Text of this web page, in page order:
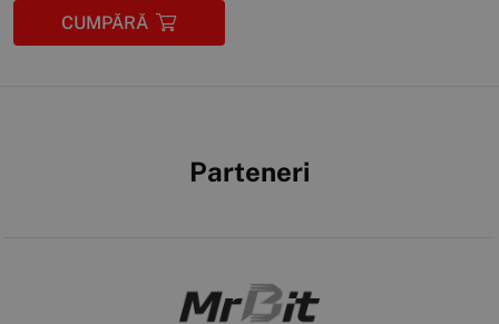
CUMPĂRĂ
Parteneri